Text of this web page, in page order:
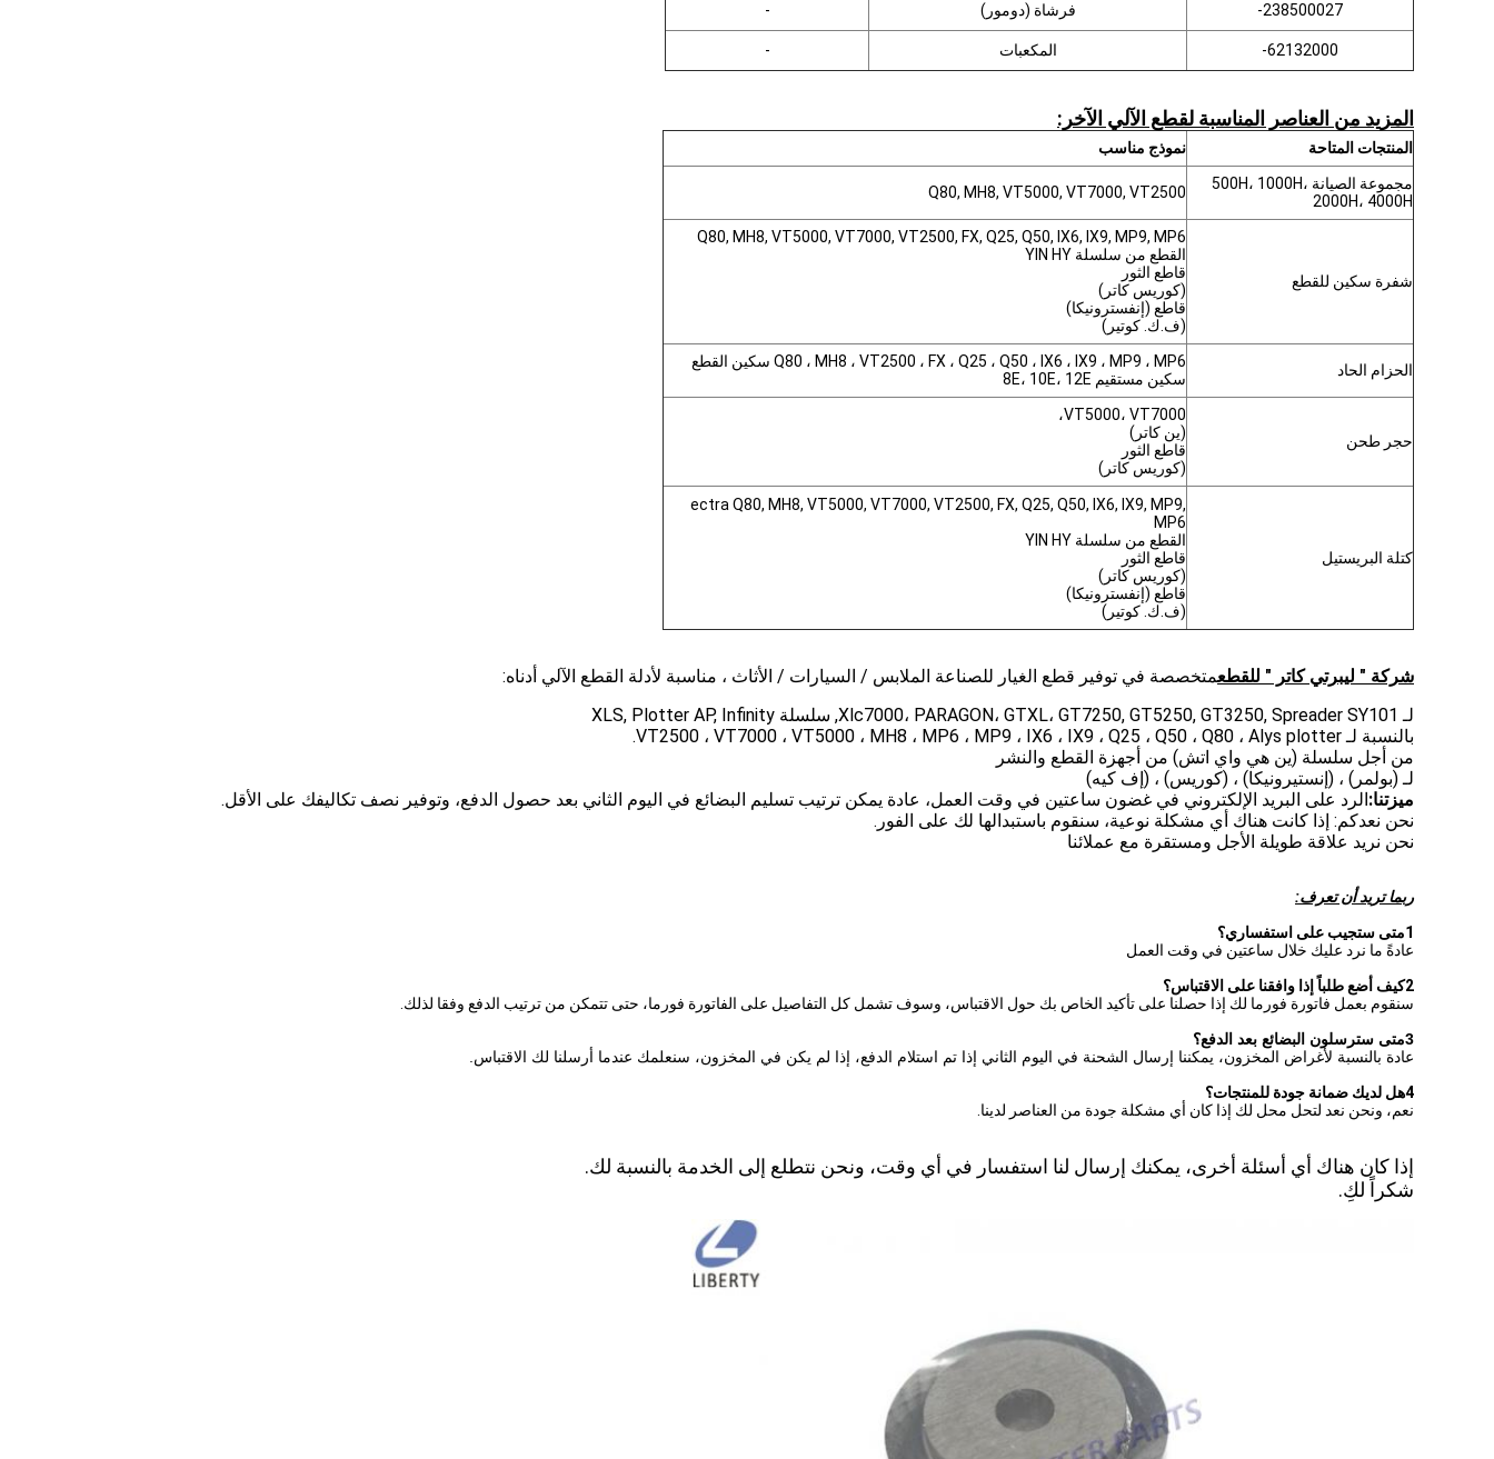
238500027- فرشاة (دومور) -
62132000- المكعبات -
المزيد من العناصر المناسبة لقطع الآلي الآخر:
المنتجات المتاحة
نموذج مناسب
مجموعة الصيانة 500H، 1000H،
2000H، 4000H
Q80, MH8, VT5000, VT7000, VT2500
شفرة سكين للقطع
Q80, MH8, VT5000, VT7000, VT2500, FX, Q25, Q50, IX6, IX9, MP9, MP6
القطع من سلسلة YIN HY
قاطع الثور
(كوريس كاتر)
قاطع (إنفسترونيكا)
(ف.ك. كوتير)
الحزام الحاد
Q80 ، MH8 ، VT2500 ، FX ، Q25 ، Q50 ، IX6 ، IX9 ، MP9 ، MP6 سكين القطع
سكين مستقيم 8E، 10E، 12E
حجر طحن
VT5000، VT7000،
(ين كاتر)
قاطع الثور
(كوريس كاتر)
كتلة البريستيل
ectra Q80, MH8, VT5000, VT7000, VT2500, FX, Q25, Q50, IX6, IX9, MP9,
MP6
القطع من سلسلة YIN HY
قاطع الثور
(كوريس كاتر)
قاطع (إنفسترونيكا)
(ف.ك. كوتير)
شركة " ليبرتي كاتر " للقطعمتخصصة في توفير قطع الغيار للصناعة الملابس / السيارات / الأثاث ، مناسبة لأدلة القطع الآلي أدناه:
لـ Xlc7000، PARAGON، GTXL، GT7250, GT5250, GT3250, Spreader SY101, سلسلة XLS, Plotter AP, Infinity
بالنسبة لـ VT2500 ، VT7000 ، VT5000 ، MH8 ، MP6 ، MP9 ، IX6 ، IX9 ، Q25 ، Q50 ، Q80 ، Alys plotter.
من أجل سلسلة (ين هي واي اتش) من أجهزة القطع والنشر
لـ (بولمر) ، (إنستيرونيكا) ، (كوريس) ، (إف كيه)
ميزتنا:الرد على البريد الإلكتروني في غضون ساعتين في وقت العمل، عادة يمكن ترتيب تسليم البضائع في اليوم الثاني بعد حصول الدفع، وتوفير نصف تكاليفك على الأقل.
نحن نعدكم: إذا كانت هناك أي مشكلة نوعية، سنقوم باستبدالها لك على الفور.
نحن نريد علاقة طويلة الأجل ومستقرة مع عملائنا
ربما تريد أن تعرف:
1متى ستجيب على استفساري؟
عادةً ما نرد عليك خلال ساعتين في وقت العمل
2كيف أضع طلباً إذا وافقنا على الاقتباس؟
سنقوم بعمل فاتورة فورما لك إذا حصلنا على تأكيد الخاص بك حول الاقتباس، وسوف تشمل كل التفاصيل على الفاتورة فورما، حتى تتمكن من ترتيب الدفع وفقا لذلك.
3متى سترسلون البضائع بعد الدفع؟
عادة بالنسبة لأغراض المخزون، يمكننا إرسال الشحنة في اليوم الثاني إذا تم استلام الدفع، إذا لم يكن في المخزون، سنعلمك عندما أرسلنا لك الاقتباس.
4هل لديك ضمانة جودة للمنتجات؟
نعم، ونحن نعد لتحل محل لك إذا كان أي مشكلة جودة من العناصر لدينا.
إذا كان هناك أي أسئلة أخرى، يمكنك إرسال لنا استفسار في أي وقت، ونحن نتطلع إلى الخدمة بالنسبة لك.
شكراً لكِ.